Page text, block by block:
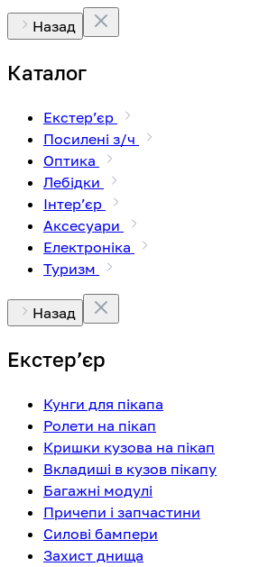
Назад
Каталог
Екстерʼєр
Посилені з/ч
Оптика
Лебідки
Інтерʼєр
Аксесуари
Електроніка
Туризм
Назад
Екстерʼєр
Кунги для пікапа
Ролети на пікап
Кришки кузова на пікап
Вкладиші в кузов пікапу
Багажні модулі
Причепи і запчастини
Силові бампери
Захист днища